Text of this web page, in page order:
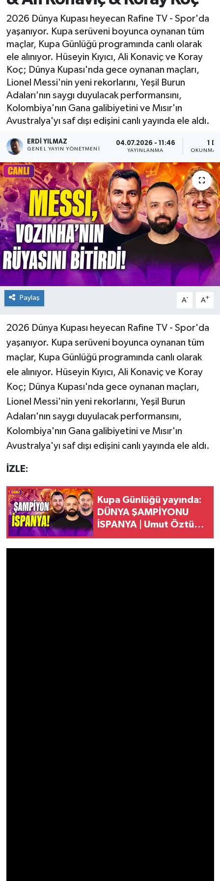
2026 Dünya Kupası heyecan Rafine TV - Spor'da
yaşanıyor. Kupa serüveni boyunca oynanan tüm
maçlar, Kupa Günlüğü programında canlı olarak
ele alınıyor. Hüseyin Kıyıcı, Ali Konaviç ve Koray
Koç; Dünya Kupası'nda gece oynanan maçları,
Lionel Messi'nin yeni rekorlarını, Yeşil Burun
Adaları'nın saygı duyulacak performansını,
Kolombiya'nın Gana galibiyetini ve Mısır'ın
Avustralya'yı saf dışı edişini canlı yayında ele aldı.
ERDI YILMAZ
GENEL YAYIN YÖNETMENI
04.07.2026 - 11:46
YAYINLANMA
1
OKUNMA
Paylaş A- A+
2026 Dünya Kupası heyecan Rafine TV - Spor'da
yaşanıyor. Kupa serüveni boyunca oynanan tüm
maçlar, Kupa Günlüğü programında canlı olarak
ele alınıyor. Hüseyin Kıyıcı, Ali Konaviç ve Koray
Koç; Dünya Kupası'nda gece oynanan maçları,
Lionel Messi'nin yeni rekorlarını, Yeşil Burun
Adaları'nın saygı duyulacak performansını,
Kolombiya'nın Gana galibiyetini ve Mısır'ın
Avustralya'yı saf dışı edişini canlı yayında ele aldı.
İZLE:
Kupa Günlüğü yayında:
DÜNYA ŞAMPİYONU
İSPANYA | Umut Öztürk
& Koray Gök & Koray
Koç